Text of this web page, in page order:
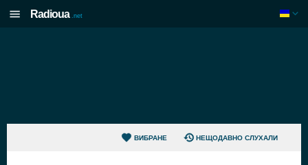
Radioua .net
ВИБРАНЕ НЕЩОДАВНО СЛУХАЛИ